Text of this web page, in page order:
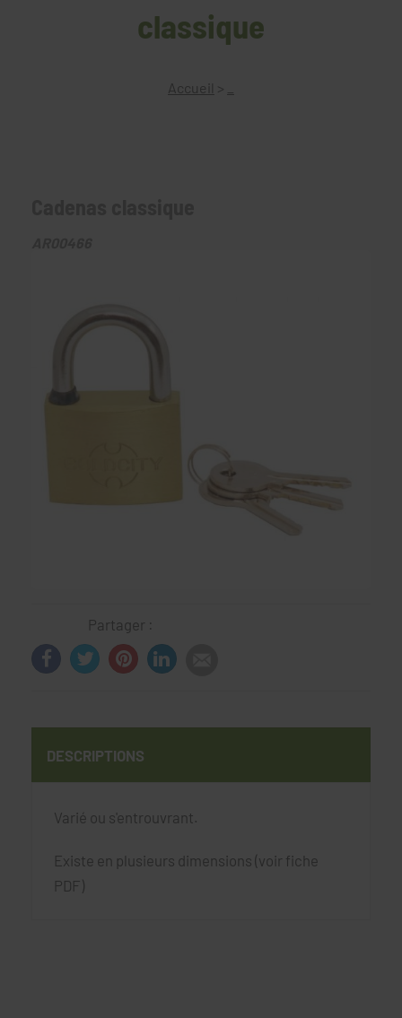
classique
Accueil >
Partager :
DESCRIPTIONS
Varié ou s'entrouvrant.
Existe en plusieurs dimensions (voir fiche
PDF)